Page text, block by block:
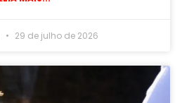
29 de julho de 2026